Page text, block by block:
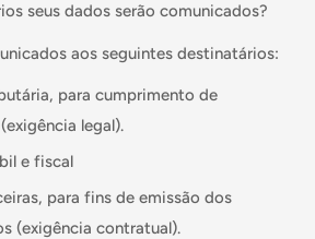
seus dados serão comunicados?
aos seguintes destinatários:
para cumprimento de
legal).
e fiscal
para fins de emissão dos
(exigência contratual).